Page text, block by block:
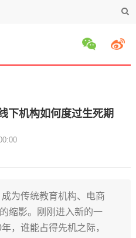
下机构如何度过生死期
为传统教育机构、电商
缩影。刚刚进入新的一
，谁能占得先机之际，